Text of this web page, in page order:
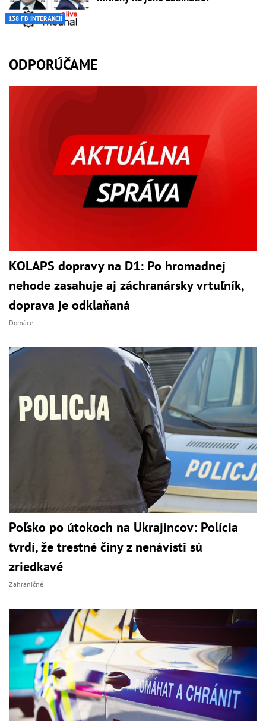
138 FB INTERAKCIÍ
ODPORÚČAME
KOLAPS dopravy na D1: Po hromadnej
nehode zasahuje aj záchranársky vrtuľník,
doprava je odklaňaná
Domáce
Poľsko po útokoch na Ukrajincov: Polícia
tvrdí, že trestné činy z nenávisti sú
zriedkavé
Zahraničné